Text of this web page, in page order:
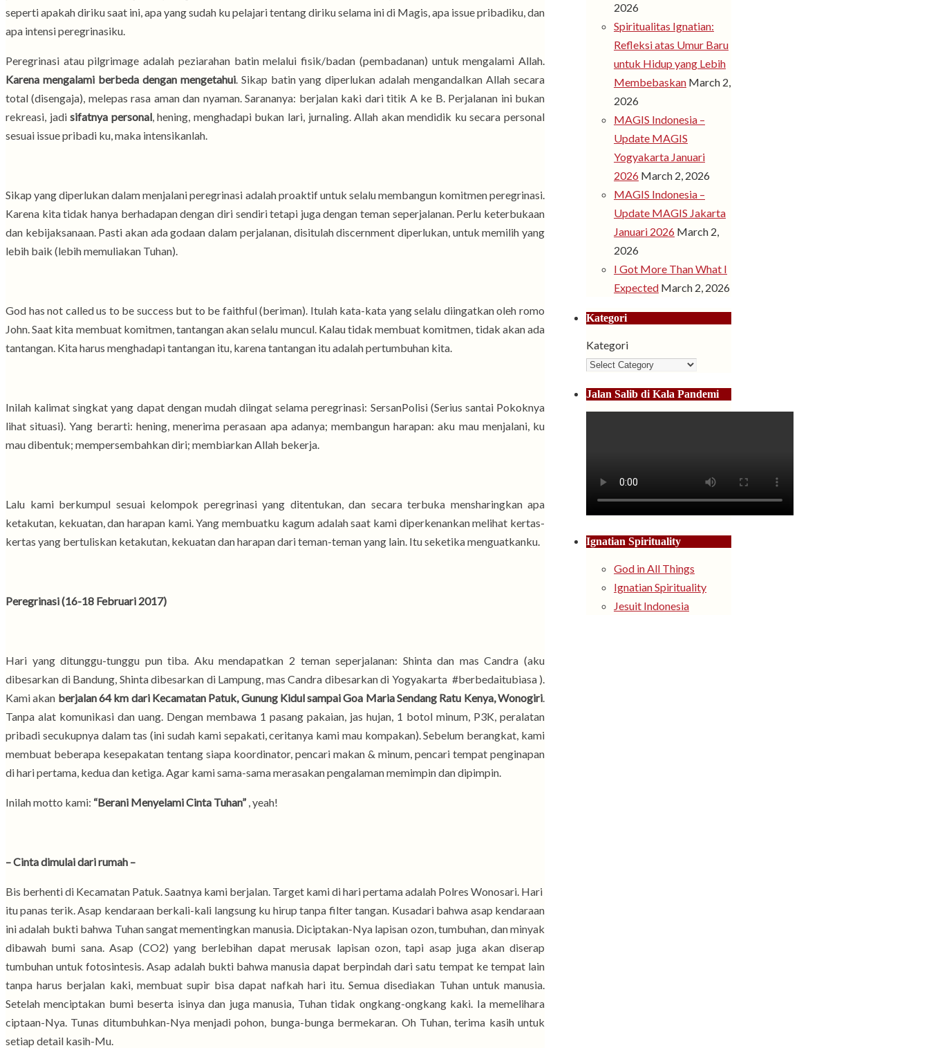
seperti apakah diriku saat ini, apa yang sudah ku pelajari tentang diriku selama ini di Magis, apa issue pribadiku, dan
apa intensi peregrinasiku.
Peregrinasi atau pilgrimage adalah peziarahan batin melalui fisik/badan (pembadanan) untuk mengalami Allah.
Karena mengalami berbeda dengan mengetahui. Sikap batin yang diperlukan adalah mengandalkan Allah secara
total (disengaja), melepas rasa aman dan nyaman. Sarananya: berjalan kaki dari titik A ke B. Perjalanan ini bukan
rekreasi, jadisifatnya personal, hening, menghadapi bukan lari, jurnaling. Allah akan mendidik ku secara personal
sesuai issue pribadi ku, maka intensikanlah.
Sikap yang diperlukan dalam menjalani peregrinasi adalah proaktif untuk selalu membangun komitmen peregrinasi.
Karena kita tidak hanya berhadapan dengan diri sendiri tetapi juga dengan teman seperjalanan. Perlu keterbukaan
dan kebijaksanaan. Pasti akan ada godaan dalam perjalanan, disitulah discernment diperlukan, untuk memilih yang
lebih baik (lebih memuliakan Tuhan).
God has not called us to be success but to be faithful (beriman). Itulah kata-kata yang selalu diingatkan oleh romo
John. Saat kita membuat komitmen, tantangan akan selalu muncul. Kalau tidak membuat komitmen, tidak akan ada
tantangan. Kita harus menghadapi tantangan itu, karena tantangan itu adalah pertumbuhan kita.
Inilah kalimat singkat yang dapat dengan mudah diingat selama peregrinasi: SersanPolisi (Serius santai Pokoknya
lihat situasi). Yang berarti: hening, menerima perasaan apa adanya; membangun harapan: aku mau menjalani, ku
mau dibentuk; mempersembahkan diri; membiarkan Allah bekerja.
Lalu kami berkumpul sesuai kelompok peregrinasi yang ditentukan, dan secara terbuka mensharingkan apa
ketakutan, kekuatan, dan harapan kami. Yang membuatku kagum adalah saat kami diperkenankan melihat kertas-
kertas yang bertuliskan ketakutan, kekuatan dan harapan dari teman-teman yang lain. Itu seketika menguatkanku.
Peregrinasi (16-18 Februari 2017)
Hari yang ditunggu-tunggu pun tiba. Aku mendapatkan 2 teman seperjalanan: Shinta dan mas Candra (aku
dibesarkan di Bandung, Shinta dibesarkan di Lampung, mas Candra dibesarkan di Yogyakarta #berbedaitubiasa ).
Kami akan berjalan64 km dari Kecamatan Patuk, Gunung Kidul sampai Goa Maria Sendang Ratu Kenya, Wonogiri
Tanpa alat komunikasi dan uang. Dengan membawa 1 pasang pakaian, jas hujan, 1 botol minum, P3K, peralatan
pribadi secukupnya dalam tas (ini sudah kami sepakati, ceritanya kami mau kompakan). Sebelum berangkat, kami
membuat beberapa kesepakatan tentang siapa koordinator, pencari makan & minum, pencari tempat penginapan
di hari pertama, kedua dan ketiga. Agar kami sama-sama merasakan pengalaman memimpin dan dipimpin.
Inilah motto kami: “Berani Menyelami Cinta Tuhan” , yeah!
– Cinta dimulai dari rumah –
Bis berhenti di Kecamatan Patuk. Saatnya kami berjalan. Target kami di hari pertama adalah Polres Wonosari. Hari
itu panas terik. Asap kendaraan berkali-kali langsung ku hirup tanpa filter tangan. Kusadari bahwa asap kendaraan
ini adalah bukti bahwa Tuhan sangat mementingkan manusia. Diciptakan-Nya lapisan ozon, tumbuhan, dan minyak
dibawah bumi sana. Asap (CO2) yang berlebihan dapat merusak lapisan ozon, tapi asap juga akan diserap
tumbuhan untuk fotosintesis. Asap adalah bukti bahwa manusia dapat berpindah dari satu tempat ke tempat lain
tanpa harus berjalan kaki, membuat supir bisa dapat nafkah hari itu. Semua disediakan Tuhan untuk manusia.
Setelah menciptakan bumi beserta isinya dan juga manusia, Tuhan tidak ongkang-ongkang kaki. Ia memelihara
ciptaan-Nya. Tunas ditumbuhkan-Nya menjadi pohon, bunga-bunga bermekaran. Oh Tuhan, terima kasih untuk
setiap detail kasih-Mu.
2026
Spiritualitas Ignatian:
Refleksi atas Umur Baru
untuk Hidup yang Lebih
Membebaskan March 2,
2026
MAGIS Indonesia –
Update MAGIS
Yogyakarta Januari
2026 March 2, 2026
MAGIS Indonesia –
Update MAGIS Jakarta
Januari 2026 March 2,
2026
I Got More Than What I
Expected March 2, 2026
Kategori
Kategori
Jalan Salib di Kala Pandemi
Ignatian Spirituality
God in All Things
Ignatian Spirituality
Jesuit Indonesia